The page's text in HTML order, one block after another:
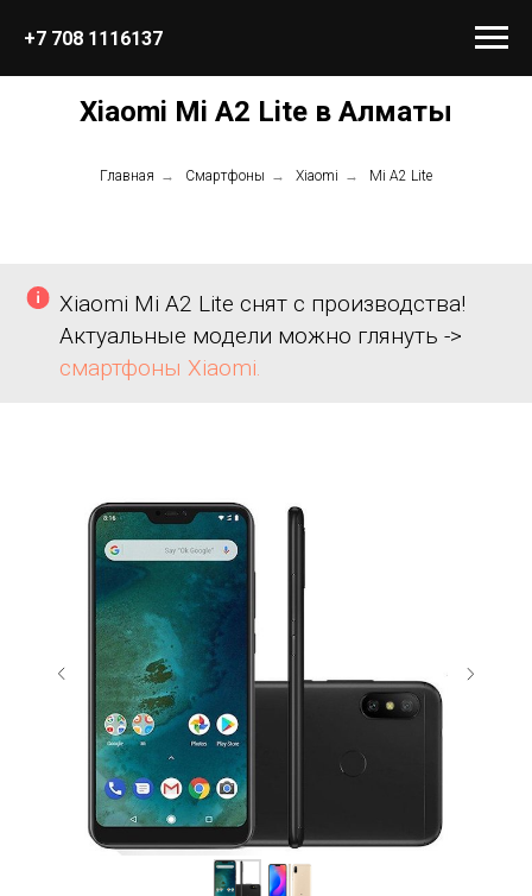
+7 708 1116137
Xiaomi Mi A2 Lite в Алматы
Главная → Смартфоны → Xiaomi → Mi A2 Lite
Xiaomi Mi A2 Lite снят с производства!
Актуальные модели можно глянуть ->
смартфоны Xiaomi.